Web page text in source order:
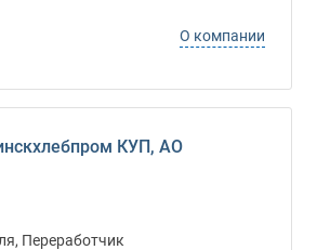
О компании
КУП, АО
Переработчик